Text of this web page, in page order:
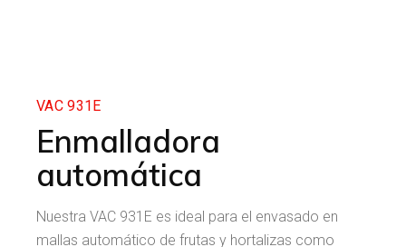
VAC 931E
Enmalladora
automática
Nuestra VAC 931E es ideal para el envasado en
mallas automático de frutas y hortalizas como